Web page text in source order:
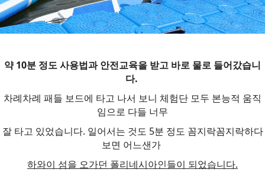
약 10분 정도 사용법과 안전교육을 받고 바로 물로 들어갔습니
다.
차례차례 패들 보드에 타고 나서 보니 체험단 모두 본능적 움직
임으로 다들 너무
잘 타고 있었습니다. 일어서는 것도 5분 정도 꼼지락꼼지락하다
보면 어느샌가
하와이 섬을 오가던 폴리네시아인들이 되었습니다.